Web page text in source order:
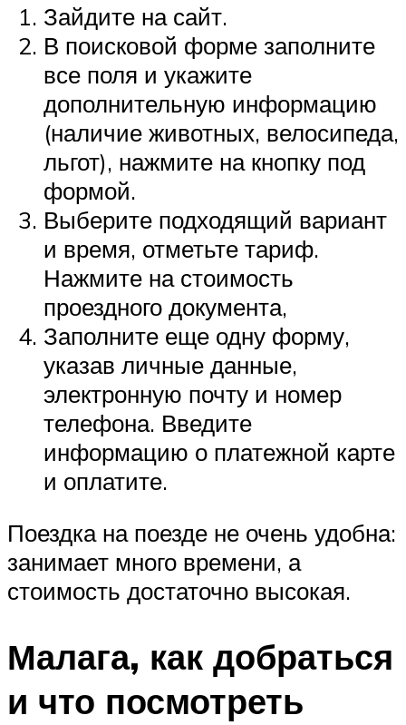
Зайдите на сайт.
В поисковой форме заполните
все поля и укажите
дополнительную информацию
(наличие животных, велосипеда,
льгот), нажмите на кнопку под
формой.
Выберите подходящий вариант
и время, отметьте тариф.
Нажмите на стоимость
проездного документа,
Заполните еще одну форму,
указав личные данные,
электронную почту и номер
телефона. Введите
информацию о платежной карте
и оплатите.
Поездка на поезде не очень удобна:
занимает много времени, а
стоимость достаточно высокая.
Малага, как добраться
и что посмотреть